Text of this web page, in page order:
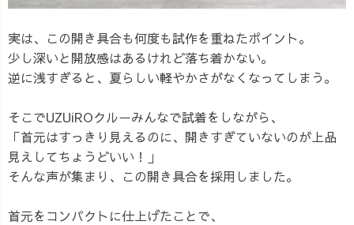
実は、この開き具合も何度も試作を重ねたポイント。
少し深いと開放感はあるけれど落ち着かない。
逆に浅すぎると、夏らしい軽やかさがなくなってしまう。
そこでUZUiROクルーみんなで試着をしながら、
「首元はすっきり見えるのに、開きすぎていないのが上品
見えしてちょうどいい！」
そんな声が集まり、この開き具合を採用しました。
首元をコンパクトに仕上げたことで、